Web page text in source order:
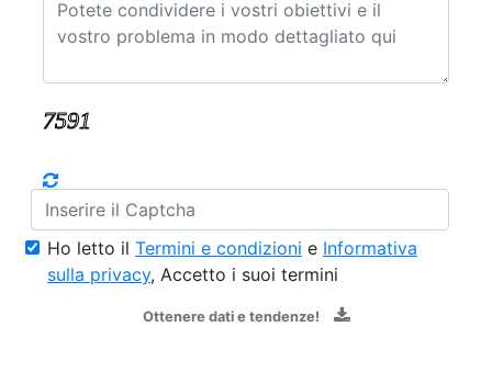
Ho letto il Termini e condizioni e Informativa
sulla privacy, Accetto i suoi termini
Ottenere dati e tendenze!